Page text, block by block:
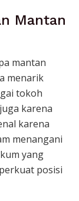
Mantan
mantan
menarik
tokoh
karena
karena
menangani
yang
posisi